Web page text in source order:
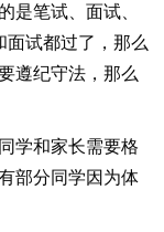
是笔试、面试、
试都过了，那么
遵纪守法，那么
学和家长需要格
部分同学因为体